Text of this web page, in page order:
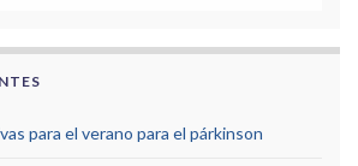
para el verano para el párkinson